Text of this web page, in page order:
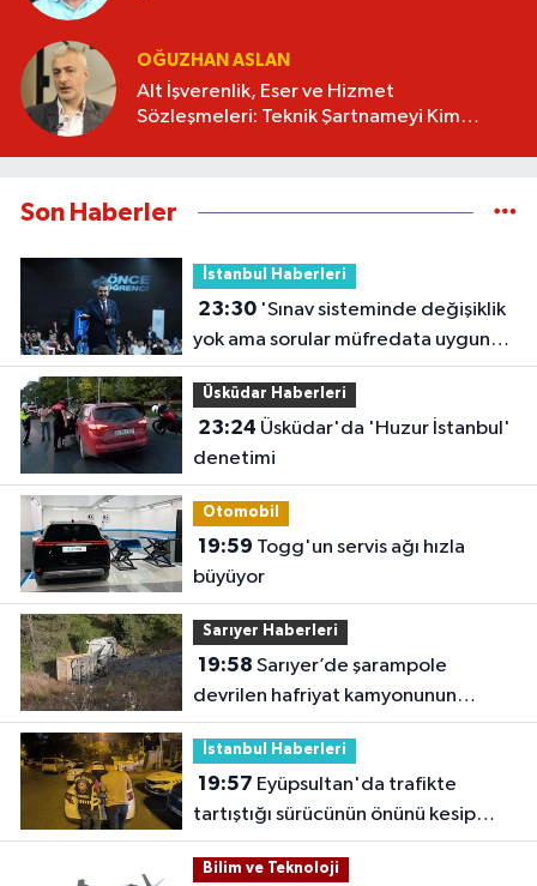
OĞUZHAN ASLAN
Alt İşverenlik, Eser ve Hizmet
Sözleşmeleri: Teknik Şartnameyi Kim
Son Haberler
İstanbul Haberleri
23:30'Sınav sisteminde değişiklik
yok ama sorular müfredata uygun
hale gelecek'
Üsküdar Haberleri
23:24
denetimi
Otomobil
19:59
büyüyor
Sarıyer Haberleri
19:58
devrilen hafriyat kamyonunun
şoförü yaralandı
İstanbul Haberleri
19:57
tartıştığı sürücünün önünü kesip
tehdit eden saldırgana 180 bin lira
ceza
Bilim ve Teknoloji